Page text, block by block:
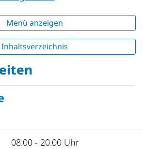
Menü anzeigen
Inhaltsverzeichnis
08.00 - 20.00 Uhr